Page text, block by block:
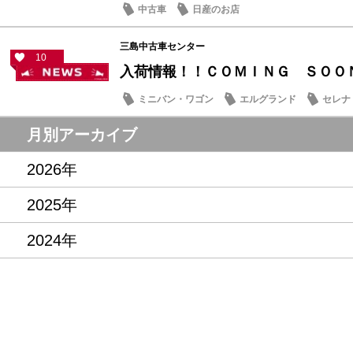
中古車 日産のお店
10
三島中古車センター
入荷情報！！ＣＯＭＩＮＧ ＳＯＯ
ミニバン・ワゴン エルグランド セレナ
月別アーカイブ
2026年
2025年
2024年